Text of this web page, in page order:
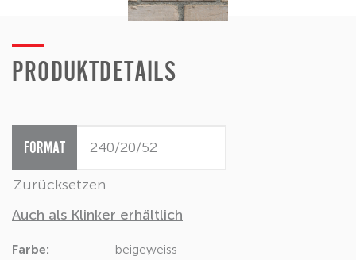
PRODUKTDETAILS
FORMAT
Zurücksetzen
Auch als Klinker erhältlich
Farbe: beigeweiss